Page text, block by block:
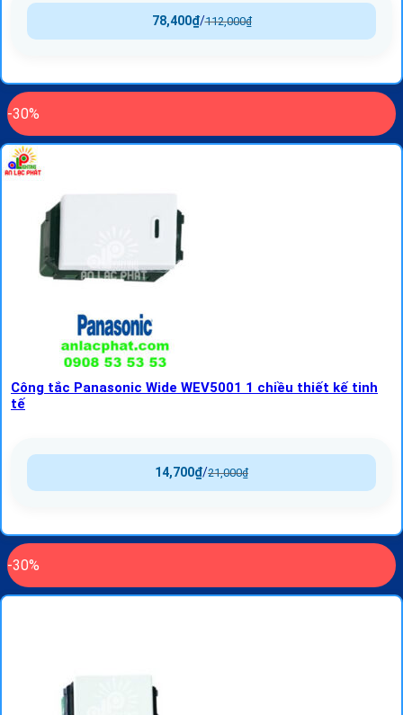
112,000₫
/
78,400₫
-30%
Công tắc Panasonic Wide WEV5001 1 chiều thiết kế tinh
tế
21,000₫
/
14,700₫
-30%